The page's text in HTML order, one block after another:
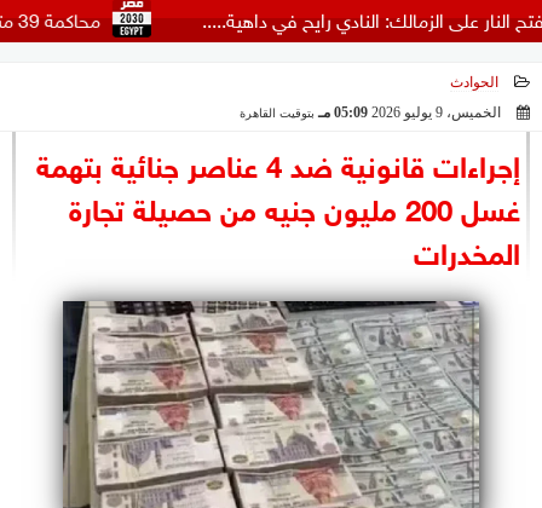
السياسة
الرئاسة
البرلمان
الوزارات
الأحزاب
صنع في مصر
محاكمة 39 متهما بقضية الهيكل الإداري للإخوان.. اليوم الزمالك: النادي رايح في داهية.....
الحوادث
الخميس، 9 يوليو 2026
05:09 مـ بتوقيت القاهرة
إجراءات قانونية ضد 4 عناصر جنائية بتهمة
غسل 200 مليون جنيه من حصيلة تجارة
المخدرات